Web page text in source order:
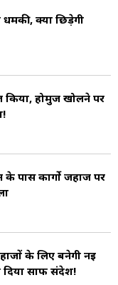
के
नए सम्राट
चचेरे भाई, हैथम
था. अब हैथम
राज्य है. यह
लीग (Arab
Cooperative
Aligned
क्या छिड़ेगी
किया, होर्मुज खोलने पर
पास कार्गो जहाज पर
के लिए बनेगी नई
साफ संदेश!